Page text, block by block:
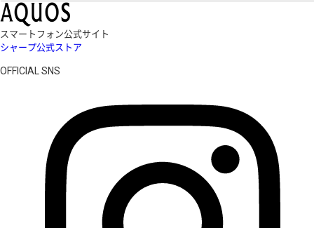
スマートフォン公式サイト
シャープ公式ストア
OFFICIAL SNS